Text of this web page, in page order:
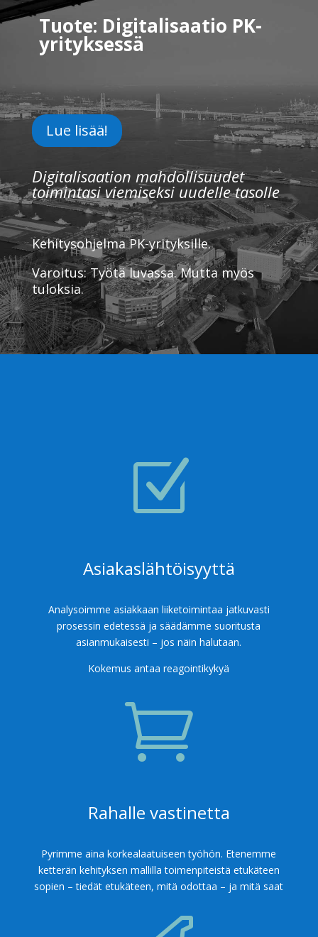
Tuote: Digitalisaatio PK-
yrityksessä
Lue lisää!
Digitalisaation mahdollisuudet
toimintasi viemiseksi uudelle tasolle
Kehitysohjelma PK-yrityksille.
Varoitus: Työtä luvassa. Mutta myös
tuloksia.
Z
Asiakaslähtöisyyttä
Analysoimme asiakkaan liiketoimintaa jatkuvasti
prosessin edetessä ja säädämme suoritusta
asianmukaisesti – jos näin halutaan.
Kokemus antaa reagointikykyä

Rahalle vastinetta
Pyrimme aina korkealaatuiseen työhön. Etenemme
ketterän kehityksen mallilla toimenpiteistä etukäteen
sopien – tiedät etukäteen, mitä odottaa – ja mitä saat